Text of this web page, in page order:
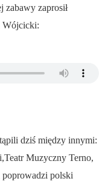
zabawy zaprosił
Wójcicki:
dziś między innymi:
Muzyczny Terno,
polski